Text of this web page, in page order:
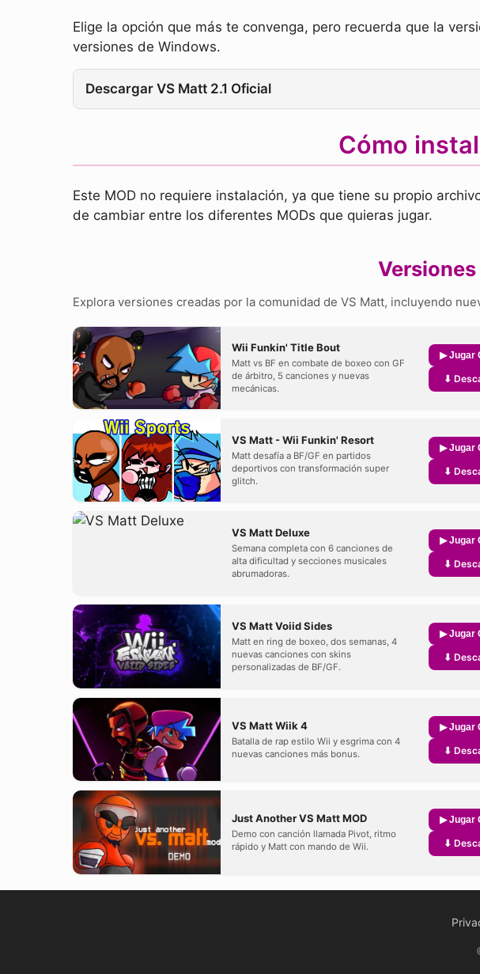
Elige la opción que más te convenga, pero recuerda que la
versiones de Windows.
Descargar VS Matt 2.1 Oficial
Cómo
Este MOD no requiere instalación, ya que tiene su propio
de cambiar entre los diferentes MODs que quieras jugar.
Explora versiones creadas por la comunidad de VS Matt, incluyendo
Wii Funkin' Title Bout
Matt vs BF en combate de boxeo con GF
de árbitro, 5 canciones y nuevas
mecánicas.
▶ Jugar
⬇
VS Matt - Wii Funkin' Resort
Matt desafía a BF/GF en partidos
deportivos con transformación super
glitch.
▶ Jugar
⬇
VS Matt Deluxe
Semana completa con 6 canciones de
alta dificultad y secciones musicales
abrumadoras.
▶ Jugar
⬇
VS Matt Voiid Sides
Matt en ring de boxeo, dos semanas, 4
nuevas canciones con skins
personalizadas de BF/GF.
▶ Jugar
⬇
VS Matt Wiik 4
Batalla de rap estilo Wii y esgrima con 4
nuevas canciones más bonus.
▶ Jugar
⬇
Just Another VS Matt MOD
Demo con canción llamada Pivot, ritmo
rápido y Matt con mando de Wii.
▶ Jugar
⬇